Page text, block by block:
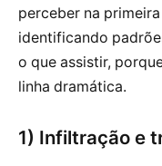
perceber na
identificando
o que assistir,
linha dramática.
1) Infiltração e